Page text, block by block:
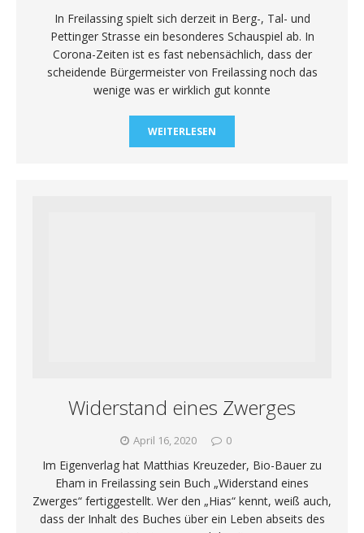
In Freilassing spielt sich derzeit in Berg-, Tal- und
Pettinger Strasse ein besonderes Schauspiel ab. In
Corona-Zeiten ist es fast nebensächlich, dass der
scheidende Bürgermeister von Freilassing noch das
wenige was er wirklich gut konnte
WEITERLESEN
Widerstand eines Zwerges
April 16, 2020 0
Im Eigenverlag hat Matthias Kreuzeder, Bio-Bauer zu
Eham in Freilassing sein Buch „Widerstand eines
Zwerges“ fertiggestellt. Wer den „Hias“ kennt, weiß auch,
dass der Inhalt des Buches über ein Leben abseits des